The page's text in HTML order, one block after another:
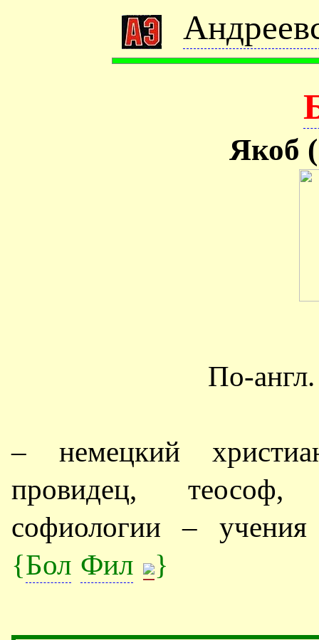
Якоб
По-
– немецкий
провидец, теософ,
софиологии –
{Бол Фил }